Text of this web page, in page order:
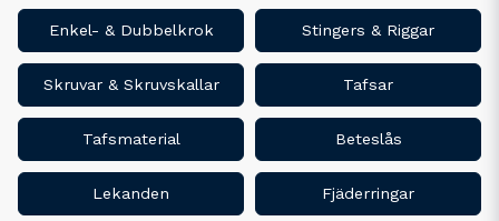
Enkel- & Dubbelkrok Stingers & Riggar
Skruvar & Skruvskallar Tafsar
Tafsmaterial Beteslås
Lekanden Fjäderringar